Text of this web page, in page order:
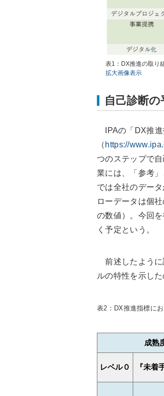
表1：DX推進の取り
拡大画像表示
自己診断の
IPAの「DX推進
（ https://
つのステップで
業には、「参考
では全社のデー
ローデータは個
の数値）。今回
く予定という。
前述したように
ルの特性を示し
表2：DX推進指標に
成熟
レベル０ 『未着